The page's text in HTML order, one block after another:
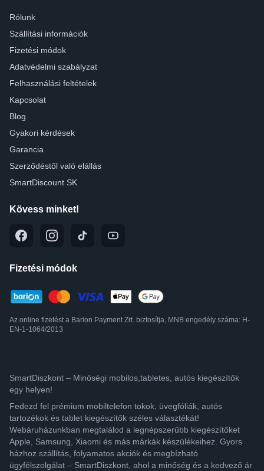
Rólunk
Szállítási információk
Fizetési módok
Adatvédelmi szabályzat
Felhasználási feltételek
Kapcsolat
Blog
Gyakori kérdések
Garancia
Szerződéstől való elállás
SmartDiscount SK
Kövess minket!
Fizetési módok
Az online fizetést a Barion Payment Zrt. biztosítja, MNB engedély száma: H-
EN-1-1064/2013
SmartDiszkont – Minőségi mobilos,tabletes, autós kiegészítők
egy helyen!
Fedezd fel prémium mobiltelefon tokok, üvegfóliák, autós
tartozékok és tablet kiegészítők széles választékát!
Webáruházunkban megtalálod a legnépszerűbb kiegészítőket
Apple, Samsung, Xiaomi és más márkák készülékeihez. Gyors
házhoz szállítás, folyamatos akciók és megbízható
ügyfélszolgálat – SmartDiszkont, ahol a minőség és a kedvező ár